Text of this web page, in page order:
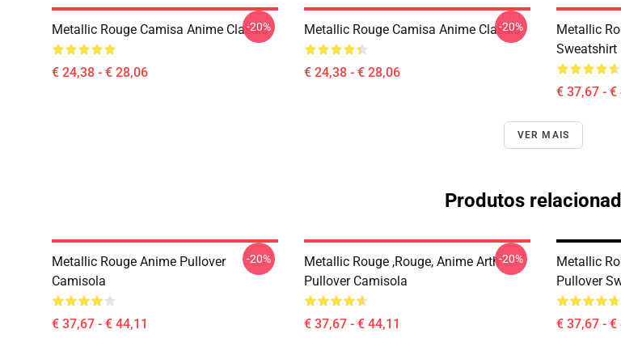
Metallic Rouge Camisa Anime Classic
€ 24,38 - € 28,06
-20% Metallic Rouge Camisa Anime Classic
€ 24,38 - € 28,06
-20%
Metallic
Sweatshirt
€ 37,67 - €
VER MAIS
Produtos
Metallic Rouge Anime Pullover
Camisola
€ 37,67 - € 44,11
-20%
Metallic Rouge ,rouge, Anime Arth
Pullover Camisola
€ 37,67 - € 44,11
-20%
Metallic
Pullover
€ 37,67 - €